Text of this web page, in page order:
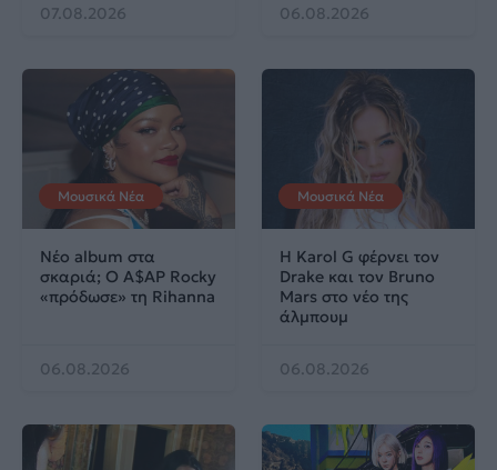
07.08.2026 06.08.2026
Μουσικά Νέα
Νέο album στα
σκαριά; Ο A$AP Rocky
«πρόδωσε» τη Rihanna
06.08.2026
Μουσικά Νέα
Η Karol G φέρνει τον
Drake και τον Bruno
Mars στο νέο της
άλμπουμ
06.08.2026